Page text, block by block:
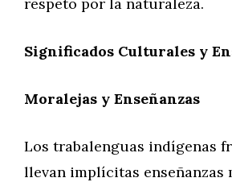
Significados Culturales y
Moralejas y Enseñanzas
Los trabalenguas indígenas
llevan implícitas enseñanzas